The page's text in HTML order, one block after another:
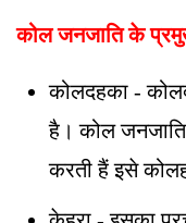
कोल जनजाति के
कोलदहका -
है। कोल
करती हैं इसे